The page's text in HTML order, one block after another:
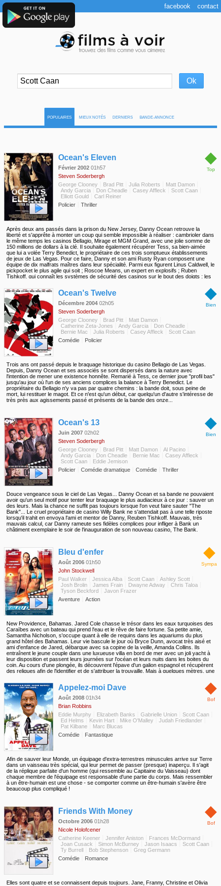
POPULAIRES MIEUX NOTÉS DERNIERS BANDE-ANNONCE
◆
Top
Ocean's Eleven
Février 2002 01h57
Steven Soderbergh
George Clooney
Brad Pitt Julia Roberts
Matt Damon
Andy Garcia
Don Cheadle Casey Affleck
Scott Caan
Elliott Gould
Carl Reiner
Policier
Thriller
Après deux ans passés dans la prison du New Jersey, Danny Ocean retrouve la
liberté et s'apprête à monter un coup qui semble impossible à réaliser : cambrioler dans
le même temps les casinos Bellagio, Mirage et MGM Grand, avec une jolie somme de
150 millions de dollars à la clé. Il souhaite également récupérer Tess, sa bien-aimée
que lui a volée Terry Benedict, le propriétaire de ces trois somptueux établissements
de jeux de Las Vegas. Pour ce faire, Danny et son ami Rusty Ryan composent une
équipe de dix malfrats maîtres dans leur spécialité. Parmi eux figurent Linus Caldwell, le
pickpocket le plus agile qui soit ; Roscoe Means, un expert en explosifs ; Ruben
Tishkoff, qui connaît les systèmes de sécurité des casinos sur le bout des doigts ; les
véritable contorsionniste et acrobate.
◆
Bien
Ocean's Twelve
Décembre 2004 02h05
Steven Soderbergh
George Clooney
Brad Pitt
Matt Damon
Catherine Zeta-Jones
Andy Garcia
Don Cheadle
Bernie Mac
Julia Roberts Casey Affleck
Scott Caan
Comédie
Policier
Trois ans ont passé depuis le braquage historique du casino Bellagio de Las Vegas.
Depuis, Danny Ocean et ses associés se sont dispersés dans la nature avec
l'intention de mener une existence honnête. Remarié à Tess, ce dernier joue "profil bas"
jusqu'au jour où l'un de ses anciens complices la balance à Terry Benedict. Le
propriétaire du Bellagio n'y va pas par quatre chemins : la bande doit, sous peine de
mort, lui restituer le magot. Et ce n'est qu'un début, car quelqu'un d'autre s'intéresse de
très près aux agissements passé et présents de la bande des onze...
◆
Bien
Ocean's 13
Juin 2007 02h02
Steven Soderbergh
George Clooney
Brad Pitt Matt Damon
Al Pacino
Andy Garcia
Don Cheadle Bernie Mac
Casey Affleck
Scott Caan
Eddie Jemison
Policier
Comédie dramatique Comédie Thriller
Douce vengeance sous le ciel de Las Vegas... Danny Ocean et sa bande ne pouvaient
avoir qu'un seul motif pour tenter leur braquage le plus audiacieux à ce jour : sauver un
des leurs. Mais la chance ne suffit pas toujours lorsque l'on veut faire sauter "The
Bank"... Le cruel propriétaire de casino Willy Bank ne s'attendait pas à une telle riposte
lorsqu'il trahit en envoya l'ami et mentor de Danny, Reuben Tishkoff. Mauvais, très
mauvais calcul, car Danny rameute ses fidèles complices pour infliger à Bank un
châtiment exemplaire le soir de l'inauguration de son nouveau casino, The Bank.
◆
Sympa
Bleu d'enfer
Août 2006 01h50
John Stockwell
Paul Walker
Jessica Alba Scott Caan
Ashley Scott
Josh Brolin
James Frain Dwayne Adway
Chris Taloa
Tyson Beckford
Javon Frazer
Aventure
Action
New Providence, Bahamas. Jared Cole chasse le trésor dans les eaux turquoises des
Caraïbes avec un bateau qui prend l'eau et le rêve de faire fortune. Sa petite amie,
Samantha Nicholson, s'occupe quant à elle de requins dans les aquariums du plus
grand hôtel des Bahamas. Leur vie bascule le jour où Bryce Dunn, avocat très aisé et
ami d'enfance de Jared, débarque avec sa copine de la veille, Amanda Collins. Ils
entraînent le jeune couple dans une luxueuse villa en bord de mer avec un joli yacht à
leur disposition et passent leurs journées sur l'océan et leurs nuits dans les boites du
coin. Au cours d'une plongée, ils découvrent l'épave d'un galion espagnol et récupèrent
des reliques afin de l'identifier et de s'attribuer la trouvaille. Mais à quelques mètres, une
◆
Bof
Appelez-moi Dave
Août 2008 01h34
Brian Robbins
Eddie Murphy
Elizabeth Banks Gabrielle Union
Scott Caan
Ed Helms
Kevin Hart Mike O'Malley
Judah Friedlander
Pat Kilbane
Marc Blucas
Comédie
Fantastique
Afin de sauver leur Monde, un équipage d'extra-terrestres minuscules arrive sur Terre
dans un vaisseau très spécial, qui leur permet de passer (presque) inaperçu. Il s'agit
de la réplique parfaite d'un homme (qui ressemble au Capitaine du Vaisseau) dont
chaque membre de l'équipage est responsable d'une partie du corps. Mais ressembler
à un être-humain est une chose - se comporter comme un être-humain s'avère être
beaucoup plus compliqué !
◆
Bof
Friends With Money
Octobre 2006 01h28
Nicole Holofcener
Catherine Keener
Jennifer Aniston
Frances McDormand
Joan Cusack
Simon McBurney Jason Isaacs
Scott Caan
Ty Burrell
Bob Stephenson
Greg Germann
Comédie
Romance
Elles sont quatre et se connaissent depuis toujours. Jane, Franny, Christine et Olivia
facebook contact